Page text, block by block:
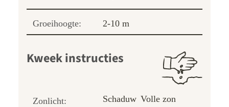
Groeihoogte: 2-10 m
Kweek instructies
Zonlicht: Schaduw Volle zon